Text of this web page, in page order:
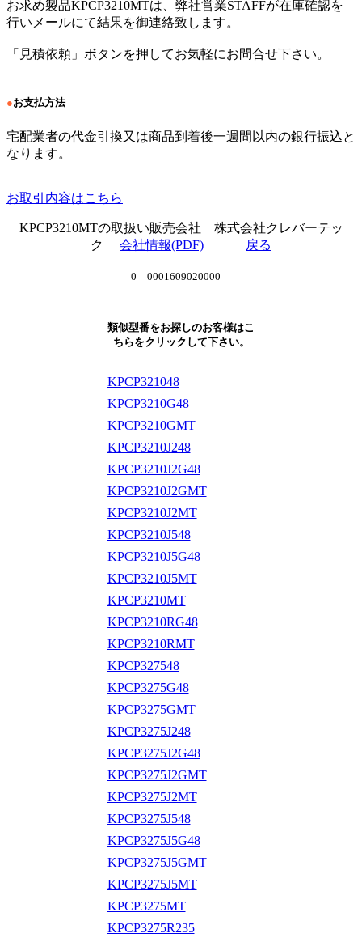
お求め製品KPCP3210MTは、弊社営業STAFFが在庫確認を
行いメールにて結果を御連絡致します。
「見積依頼」ボタンを押してお気軽にお問合せ下さい。
●お支払方法
宅配業者の代金引換又は商品到着後一週間以内の銀行振込と
なります。
お取引内容はこちら
KPCP3210MTの取扱い販売会社 株式会社クレバーテッ
ク 会社情報(PDF) 戻る
0 0001609020000
類似型番をお探しのお客様はこ
ちらをクリックして下さい。
KPCP321048
KPCP3210G48
KPCP3210GMT
KPCP3210J248
KPCP3210J2G48
KPCP3210J2GMT
KPCP3210J2MT
KPCP3210J548
KPCP3210J5G48
KPCP3210J5MT
KPCP3210MT
KPCP3210RG48
KPCP3210RMT
KPCP327548
KPCP3275G48
KPCP3275GMT
KPCP3275J248
KPCP3275J2G48
KPCP3275J2GMT
KPCP3275J2MT
KPCP3275J548
KPCP3275J5G48
KPCP3275J5GMT
KPCP3275J5MT
KPCP3275MT
KPCP3275R235